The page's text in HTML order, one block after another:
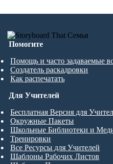
Помогите
Помощь и часто задаваемые
Создатель раскадровки
Как распечатать
Для Учителей
Бесплатная Версия для
Окружные Пакеты
Школьные Библиотеки и
Тренировки
Все Ресурсы для Учителей
Шаблоны Рабочих Листов